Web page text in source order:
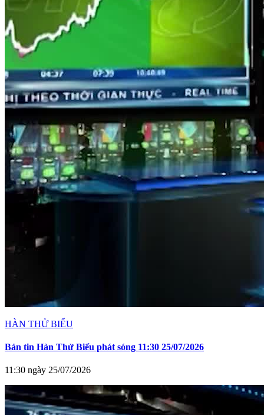
HÀN THỬ BIỂU
Bản tin Hàn Thử Biểu phát sóng 11:30 25/07/2026
11:30 ngày 25/07/2026